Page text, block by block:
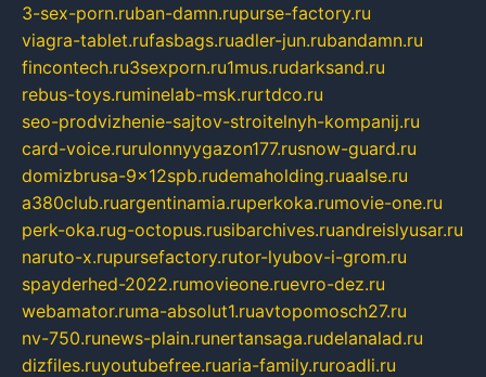
3-sex-porn.ruban-damn.rupurse-factory.ru
viagra-tablet.rufasbags.ruadler-jun.rubandamn.ru
fincontech.ru3sexporn.ru1mus.rudarksand.ru
rebus-toys.ruminelab-msk.rurtdco.ru
seo-prodvizhenie-sajtov-stroitelnyh-kompanij.ru
card-voice.rurulonnyygazon177.rusnow-guard.ru
domizbrusa-9x12spb.rudemaholding.ruaalse.ru
a380club.ruargentinamia.ruperkoka.rumovie-one.ru
perk-oka.rug-octopus.rusibarchives.ruandreislyusar.ru
naruto-x.rupursefactory.rutor-lyubov-i-grom.ru
spayderhed-2022.rumovieone.ruevro-dez.ru
webamator.ruma-absolut1.ruavtopomosch27.ru
nv-750.runews-plain.runertansaga.rudelanalad.ru
dizfiles.ruyoutubefree.ruaria-family.ruroadli.ru